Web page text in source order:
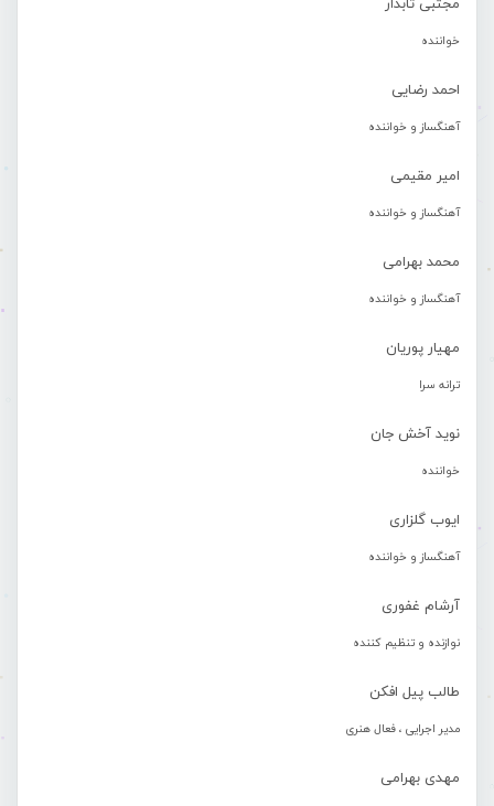
مجتبی تابدار
خواننده
احمد رضایی
آهنگساز و خواننده
امیر مقیمی
آهنگساز و خواننده
محمد بهرامی
آهنگساز و خواننده
مهیار پوریان
ترانه سرا
نوید آخش جان
خواننده
ایوب گلزاری
آهنگساز و خواننده
آرشام غفوری
نوازنده و تنظیم کننده
طالب پیل افکن
مدیر اجرایی ، فعال هنری
مهدی بهرامی